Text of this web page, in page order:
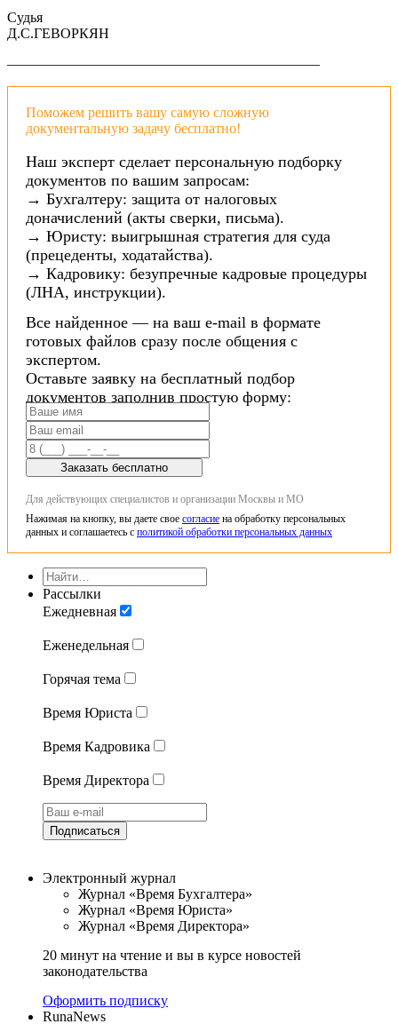
Судья
Д.С.ГЕВОРКЯН
——————————————————————
Поможем решить вашу самую сложную
документальную задачу бесплатно!
Наш эксперт сделает персональную подборку
документов по вашим запросам:
→ Бухгалтеру: защита от налоговых
доначислений (акты сверки, письма).
→ Юристу: выигрышная стратегия для суда
(прецеденты, ходатайства).
→ Кадровику: безупречные кадровые процедуры
(ЛНА, инструкции).
Все найденное — на ваш e-mail в формате
готовых файлов сразу после общения с
экспертом.
Оставьте заявку на бесплатный подбор
документов заполнив простую форму:
Заказать бесплатно
Для действующих специалистов и организации Москвы и МО
Нажимая на кнопку, вы даете свое согласие на обработку персональных
данных и соглашаетесь с политикой обработки персональных данных
Рассылки
Ежедневная
Еженедельная
Горячая тема
Время Юриста
Время Кадровика
Время Директора
Подписаться
Электронный журнал
Журнал «Время Бухгалтера»
Журнал «Время Юриста»
Журнал «Время Директора»
20 минут на чтение и вы в курсе новостей
законодательства
Оформить подписку
RunaNews